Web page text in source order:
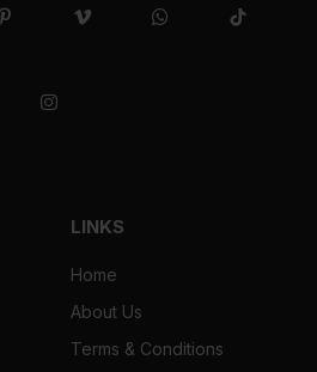
Pinterest Vimeo WhatsAppTikTok
Instagram
LINKS
Home
About Us
Terms & Conditions